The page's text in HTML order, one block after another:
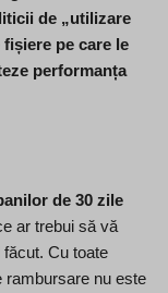
de „utilizare
pe care le
performanța
de 30 zile
ar trebui să vă
Cu toate
rambursare nu este